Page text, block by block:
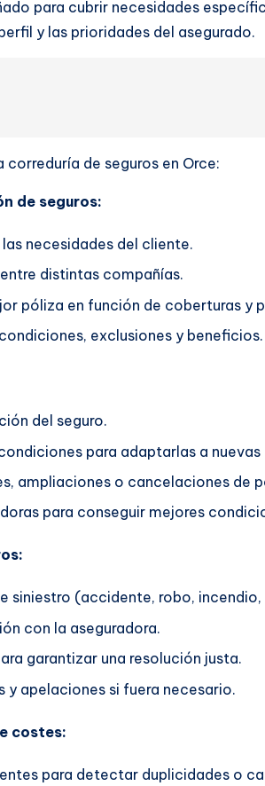
para cubrir necesidades
y las prioridades del asegurado.
de seguros en Orce:
de seguros:
necesidades del cliente.
distintas compañías.
póliza en función de coberturas y
exclusiones y beneficios.
del seguro.
para adaptarlas a nuevas
ampliaciones o cancelaciones de
para conseguir mejores
siniestro (accidente, robo,
con la aseguradora.
garantizar una resolución justa.
y apelaciones si fuera necesario.
costes:
para detectar duplicidades o